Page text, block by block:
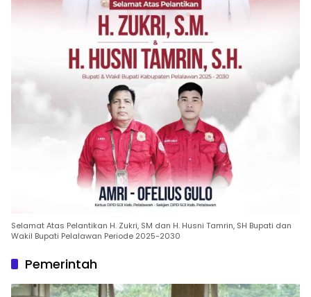
Selamat Atas Pelantikan H. Zukri, SM dan H. Husni Tamrin, SH Bupati dan
Wakil Bupati Pelalawan Periode 2025-2030
Pemerintah